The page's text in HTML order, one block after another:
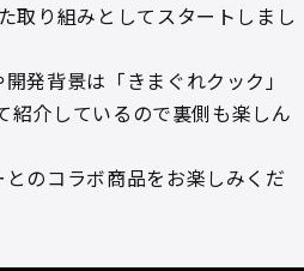
取り組みとしてスタートしまし
発背景は「きまぐれクック」
介しているので裏側も楽しん
のコラボ商品をお楽しみくだ